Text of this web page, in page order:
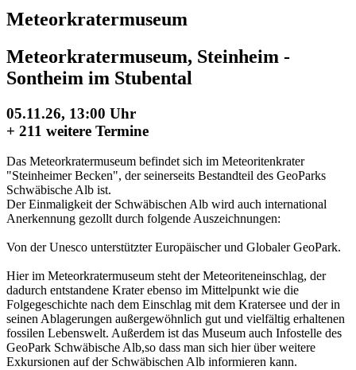
Meteorkratermuseum
Meteorkratermuseum, Steinheim -
Sontheim im Stubental
05.11.26, 13:00 Uhr
+ 211 weitere Termine
Das Meteorkratermuseum befindet sich im Meteoritenkrater
"Steinheimer Becken", der seinerseits Bestandteil des GeoParks
Schwäbische Alb ist.
Der Einmaligkeit der Schwäbischen Alb wird auch international
Anerkennung gezollt durch folgende Auszeichnungen:
Von der Unesco unterstützter Europäischer und Globaler GeoPark.
Hier im Meteorkratermuseum steht der Meteoriteneinschlag, der
dadurch entstandene Krater ebenso im Mittelpunkt wie die
Folgegeschichte nach dem Einschlag mit dem Kratersee und der in
seinen Ablagerungen außergewöhnlich gut und vielfältig erhaltenen
fossilen Lebenswelt. Außerdem ist das Museum auch Infostelle des
GeoPark Schwäbische Alb,so dass man sich hier über weitere
Exkursionen auf der Schwäbischen Alb informieren kann.